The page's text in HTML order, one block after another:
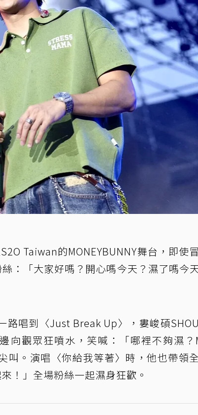
Taiwan的MONEYBUNNY舞台，即使
：「大家好嗎？開心嗎今天？濕了嗎今
路唱到〈Just Break Up〉，婁峻碩
向觀眾狂噴水，笑喊：「哪裡不夠濕？
叫。演唱〈你給我等著〉時，他也帶領
！」全場粉絲一起濕身狂歡。